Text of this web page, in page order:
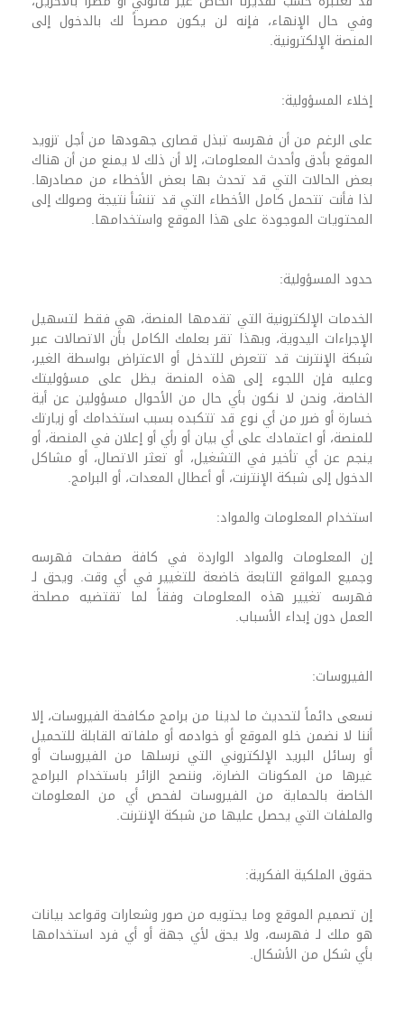
وفي حال الإنهاء، فإنه لن يكون مصرحاً لك بالدخول إلى
المنصة الإلكترونية.
إخلاء المسؤولية:
على الرغم من أن فهرسه تبذل قصارى جهودها من أجل تزويد
الموقع بأدق وأحدث المعلومات، إلا أن ذلك لا يمنع من أن هناك
بعض الحالات التي قد تحدث بها بعض الأخطاء من مصادرها.
لذا فأنت تتحمل كامل الأخطاء التي قد تنشأ نتيجة وصولك إلى
المحتويات الموجودة على هذا الموقع واستخدامها.
حدود المسؤولية:
الخدمات الإلكترونية التي تقدمها المنصة، هي فقط لتسهيل
الإجراءات اليدوية، وبهذا تقر بعلمك الكامل بأن الاتصالات عبر
شبكة الإنترنت قد تتعرض للتدخل أو الاعتراض بواسطة الغير،
وعليه فإن اللجوء إلى هذه المنصة يظل على مسؤوليتك
الخاصة، ونحن لا نكون بأي حال من الأحوال مسؤولين عن أية
خسارة أو ضرر من أي نوع قد تتكبده بسبب استخدامك أو زيارتك
للمنصة، أو اعتمادك على أي بيان أو رأي أو إعلان في المنصة، أو
ينجم عن أي تأخير في التشغيل، أو تعثر الاتصال، أو مشاكل
الدخول إلى شبكة الإنترنت، أو أعطال المعدات، أو البرامج.
استخدام المعلومات والمواد:
إن المعلومات والمواد الواردة في كافة صفحات فهرسه
وجميع المواقع التابعة خاضعة للتغيير في أي وقت. ويحق لـ
فهرسه تغيير هذه المعلومات وفقاً لما تقتضيه مصلحة
العمل دون إبداء الأسباب.
الفيروسات:
نسعى دائماً لتحديث ما لدينا من برامج مكافحة الفيروسات، إلا
أننا لا نضمن خلو الموقع أو خوادمه أو ملفاته القابلة للتحميل
أو رسائل البريد الإلكتروني التي نرسلها من الفيروسات أو
غيرها من المكونات الضارة، وننصح الزائر باستخدام البرامج
الخاصة بالحماية من الفيروسات لفحص أي من المعلومات
والملفات التي يحصل عليها من شبكة الإنترنت.
حقوق الملكية الفكرية:
إن تصميم الموقع وما يحتويه من صور وشعارات وقواعد بيانات
هو ملك لـ فهرسه، ولا يحق لأي جهة أو أي فرد استخدامها
بأي شكل من الأشكال.